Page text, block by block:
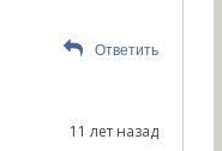
Ответить
11 лет назад